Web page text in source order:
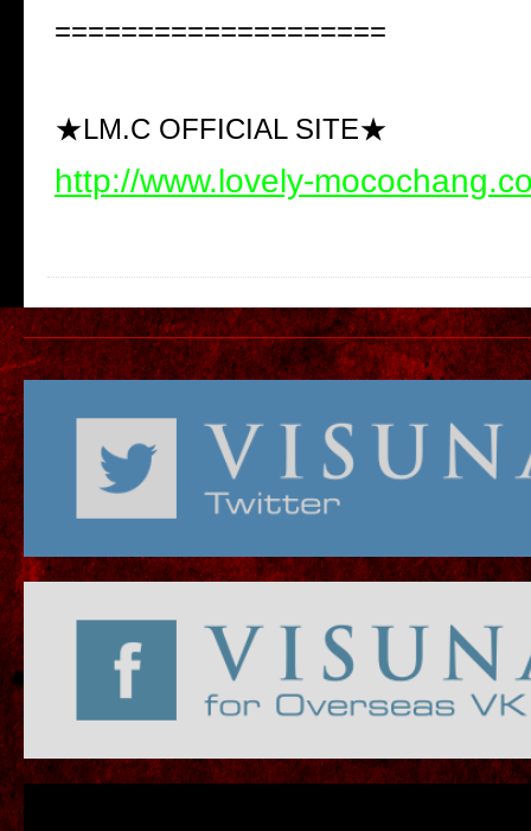
====================
★LM.C OFFICIAL SITE★
http://www.lovely-